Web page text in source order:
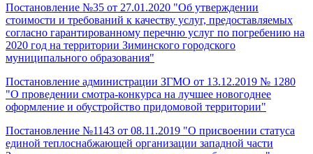
Постановление №35 от 27.01.2020 "Об утверждении
стоимости и требований к качеству услуг, предоставляемых
согласно гарантированному перечню услуг по погребению на
2020 год на территории Зиминского городского
муниципального образования"
Постановление администрации ЗГМО от 13.12.2019 № 1280
"О проведении смотра-конкурса на лучшее новогоднее
оформление и обустройство придомовой территории"
Постановление №1143 от 08.11.2019 "О присвоении статуса
единой теплоснабжающей организации западной части